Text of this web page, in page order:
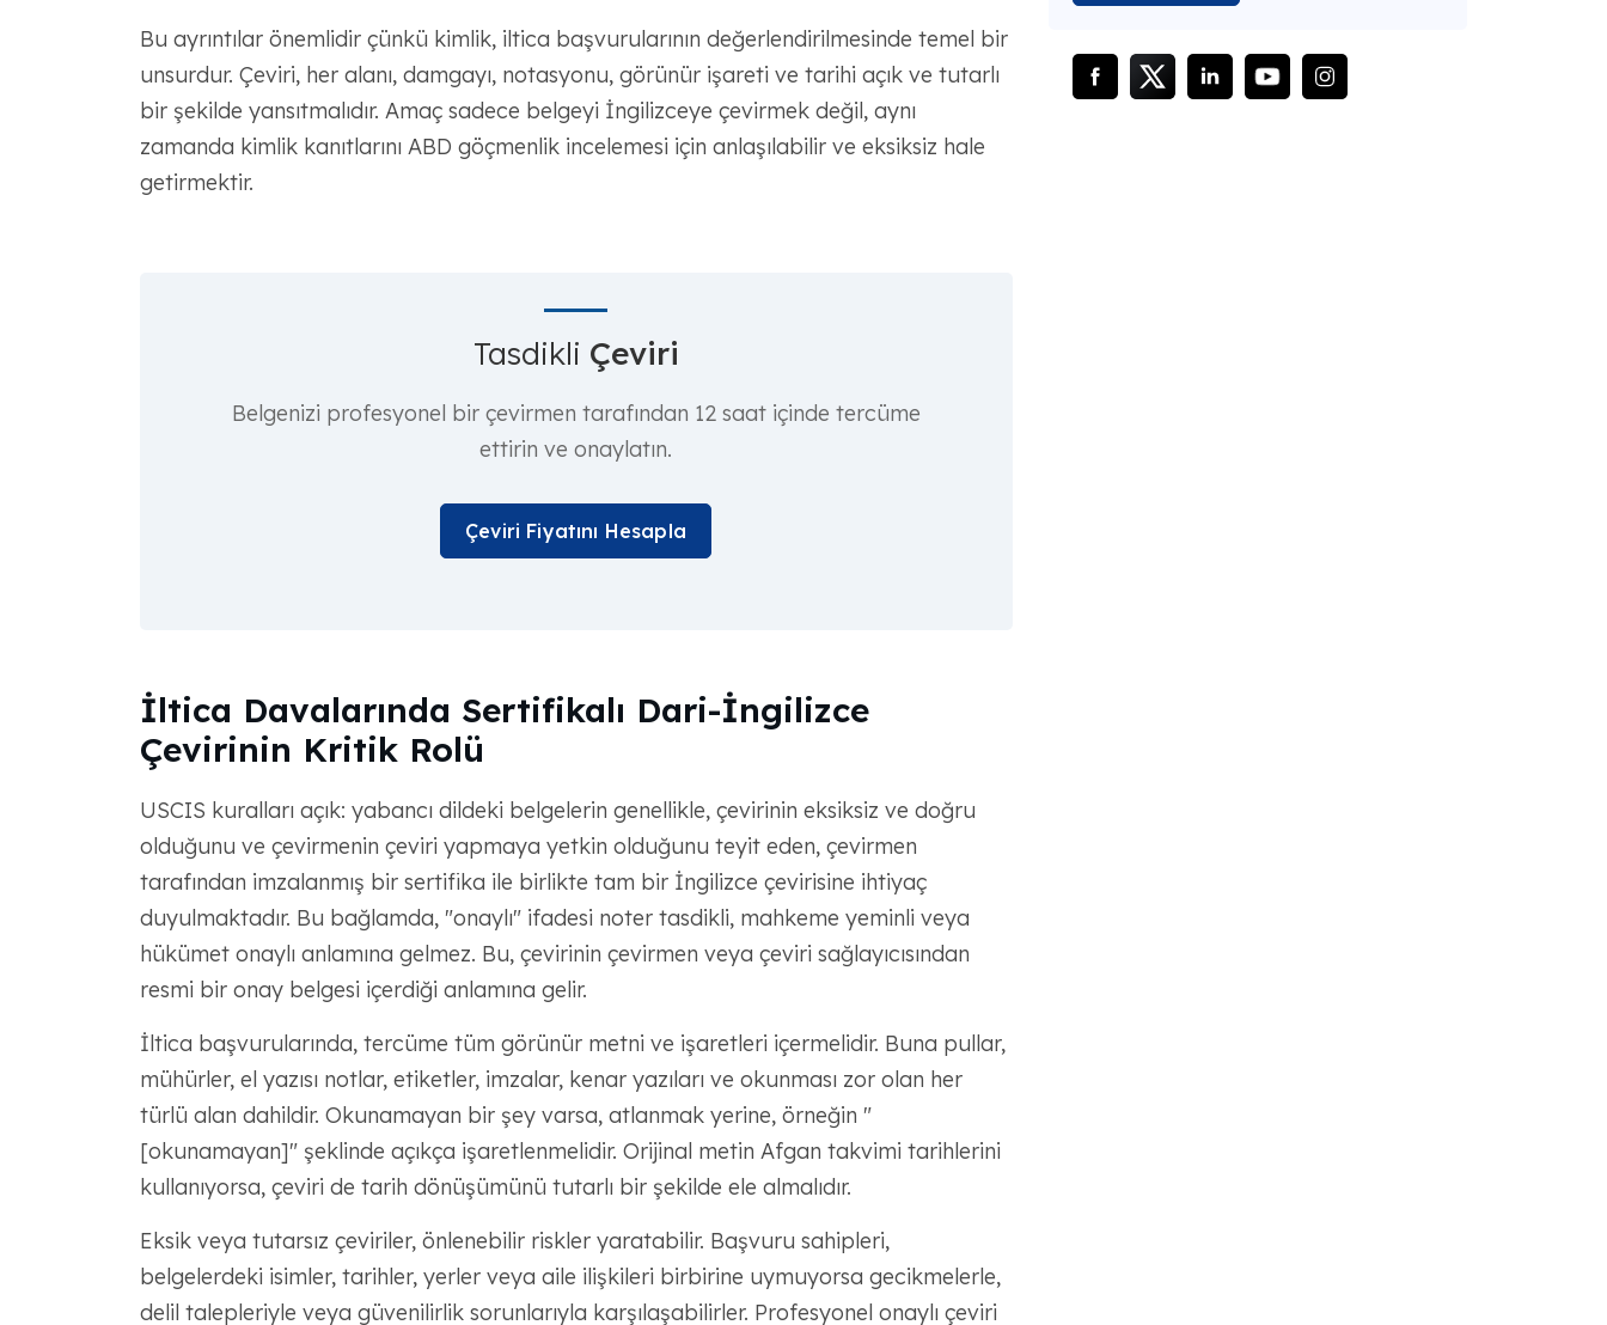
Bu ayrıntılar önemlidir çünkü kimlik, iltica başvurularının değerlendirilmesinde temel bir
unsurdur. Çeviri, her alanı, damgayı, notasyonu, görünür işareti ve tarihi açık ve tutarlı
bir şekilde yansıtmalıdır. Amaç sadece belgeyi İngilizceye çevirmek değil, aynı
zamanda kimlik kanıtlarını ABD göçmenlik incelemesi için anlaşılabilir ve eksiksiz hale
getirmektir.
Tasdikli Çeviri
Belgenizi profesyonel bir çevirmen tarafından 12 saat içinde tercüme
ettirin ve onaylatın.
Çeviri Fiyatını Hesapla
İltica Davalarında Sertifikalı Dari-İngilizce
Çevirinin Kritik Rolü
USCIS kuralları açık: yabancı dildeki belgelerin genellikle, çevirinin eksiksiz ve doğru
olduğunu ve çevirmenin çeviri yapmaya yetkin olduğunu teyit eden, çevirmen
tarafından imzalanmış bir sertifika ile birlikte tam bir İngilizce çevirisine ihtiyaç
duyulmaktadır. Bu bağlamda, "onaylı" ifadesi noter tasdikli, mahkeme yeminli veya
hükümet onaylı anlamına gelmez. Bu, çevirinin çevirmen veya çeviri sağlayıcısından
resmi bir onay belgesi içerdiği anlamına gelir.
İltica başvurularında, tercüme tüm görünür metni ve işaretleri içermelidir. Buna pullar,
mühürler, el yazısı notlar, etiketler, imzalar, kenar yazıları ve okunması zor olan her
türlü alan dahildir. Okunamayan bir şey varsa, atlanmak yerine, örneğin "
[okunamayan]" şeklinde açıkça işaretlenmelidir. Orijinal metin Afgan takvimi tarihlerini
kullanıyorsa, çeviri de tarih dönüşümünü tutarlı bir şekilde ele almalıdır.
Eksik veya tutarsız çeviriler, önlenebilir riskler yaratabilir. Başvuru sahipleri,
belgelerdeki isimler, tarihler, yerler veya aile ilişkileri birbirine uymuyorsa gecikmelerle,
delil talepleriyle veya güvenilirlik sorunlarıyla karşılaşabilirler. Profesyonel onaylı çeviri